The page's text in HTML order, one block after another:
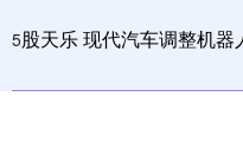
5股天乐 现代汽车调整机